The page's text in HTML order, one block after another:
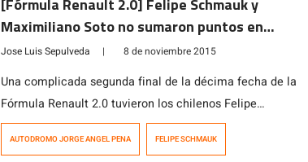
[Fórmula Renault 2.0] Felipe Schmauk y
Maximiliano Soto no sumaron puntos en
Mendonza
Jose Luis Sepulveda | 8 de noviembre 2015
Una complicada segunda final de la décima fecha de la
Fórmula Renault 2.0 tuvieron los chilenos Felipe
Schmauk (Martínez Competición) y Maximiliano Soto
AUTODROMO JORGE ANGEL PENA FELIPE SCHMAUK